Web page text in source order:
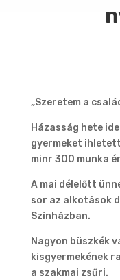
„Szeretem a
Házasság hete
gyermeket
minr 300 munka
A mai délelőtt
sor az alkotások
Színházban.
Nagyon büszkék
kisgyermekének
a szakmai zsűri.